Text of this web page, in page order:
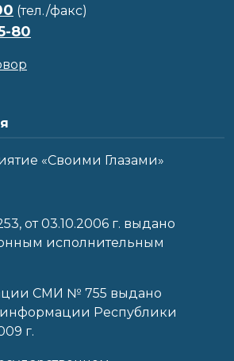
«Своими Глазами»
от 03.10.2006 г. выдано
исполнительным
СМИ № 755 выдано
Республики
г.
(тел./факс)
80